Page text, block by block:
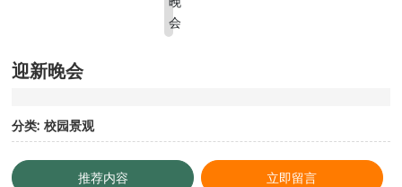
迎新晚会
分类: 校园景观
推荐内容 立即留言